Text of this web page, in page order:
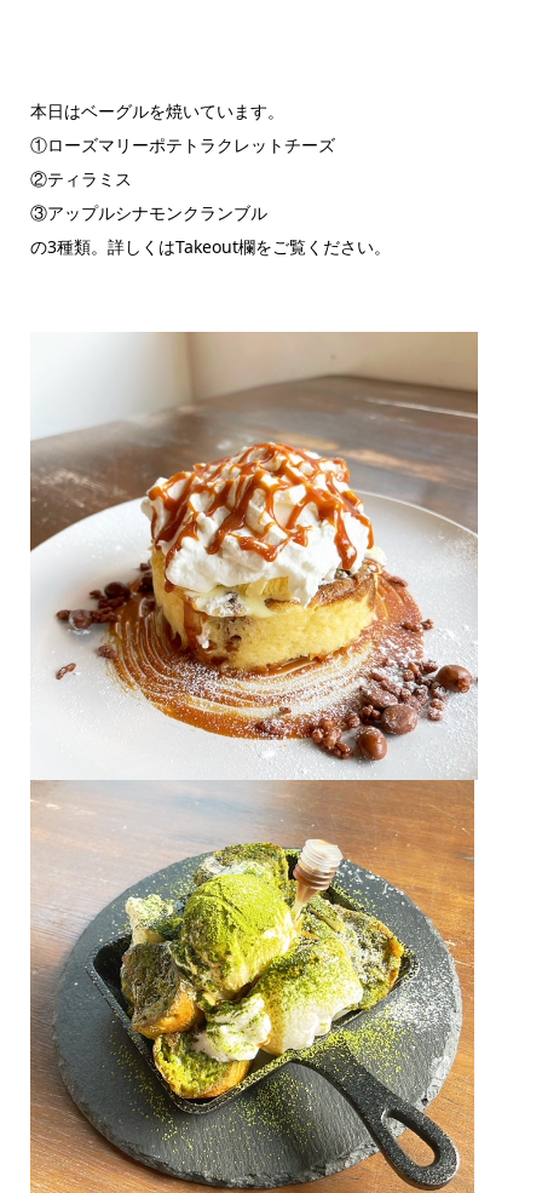
本日はベーグルを焼いています。
①ローズマリーポテトラクレットチーズ
②ティラミス
③アップルシナモンクランブル
の3種類。詳しくはTakeout欄をご覧ください。